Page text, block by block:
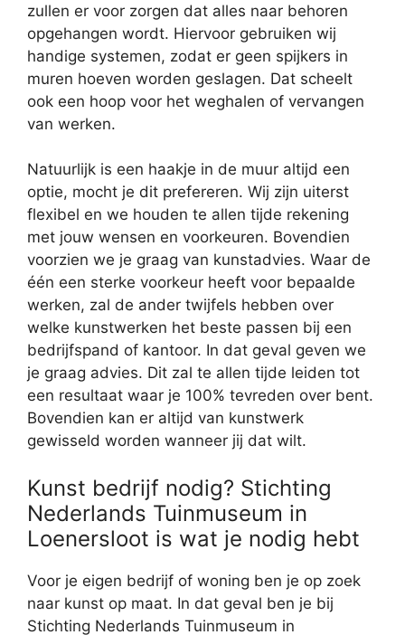
zullen er voor zorgen dat alles naar behoren
opgehangen wordt. Hiervoor gebruiken wij
handige systemen, zodat er geen spijkers in
muren hoeven worden geslagen. Dat scheelt
ook een hoop voor het weghalen of vervangen
van werken.
Natuurlijk is een haakje in de muur altijd een
optie, mocht je dit prefereren. Wij zijn uiterst
flexibel en we houden te allen tijde rekening
met jouw wensen en voorkeuren. Bovendien
voorzien we je graag van kunstadvies. Waar de
één een sterke voorkeur heeft voor bepaalde
werken, zal de ander twijfels hebben over
welke kunstwerken het beste passen bij een
bedrijfspand of kantoor. In dat geval geven we
je graag advies. Dit zal te allen tijde leiden tot
een resultaat waar je 100% tevreden over bent.
Bovendien kan er altijd van kunstwerk
gewisseld worden wanneer jij dat wilt.
Kunst bedrijf nodig? Stichting
Nederlands Tuinmuseum in
Loenersloot is wat je nodig hebt
Voor je eigen bedrijf of woning ben je op zoek
naar kunst op maat. In dat geval ben je bij
Stichting Nederlands Tuinmuseum in